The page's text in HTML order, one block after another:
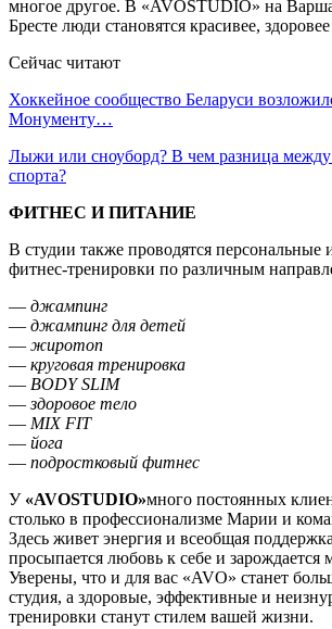
Сейчас читают
Хоккейное сообщество Беларуси
Монументу…
Лыжи или сноуборд? В чем разница
спорта?
ФИТНЕС И ПИТАНИЕ
В студии также проводятся персональные
фитнес-тренировки по различным
— джампинг
— джампинг для детей
— жиротоп
— круговая тренировка
— BODY SLIM
—здоровое тело
— MIX FIT
— йога
— подростковый фитнес
У «AVOSTUDIO»много постоянных
столько в профессионализме Марии и
Здесь живет энергия и всеобщая
просыпается любовь к себе и зарождается
Уверены, что и для вас «AVO» станет
студия, а здоровые, эффективные и
тренировки станут стилем вашей жизни.